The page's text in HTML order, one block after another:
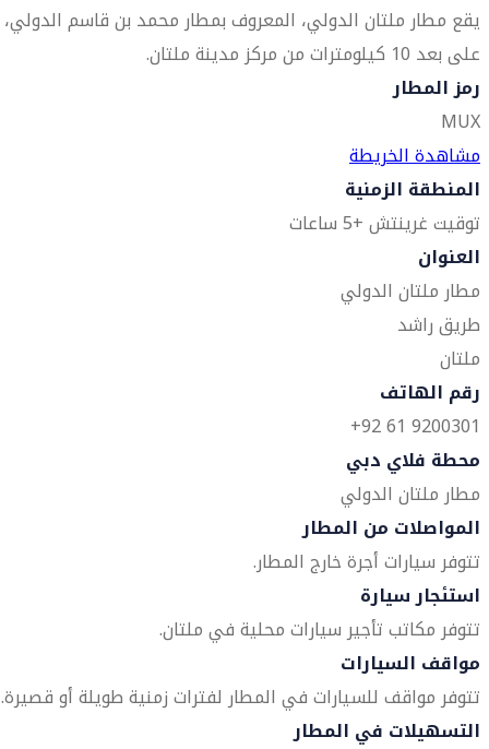
يقع مطار ملتان الدولي، المعروف بمطار محمد بن قاسم الدولي،
على بعد 10 كيلومترات من مركز مدينة ملتان.
رمز المطار
MUX
مشاهدة الخريطة
المنطقة الزمنية
توقيت غرينتش +5 ساعات
العنوان
مطار ملتان الدولي
طريق راشد
ملتان
رقم الهاتف
9200301 61 92+
محطة فلاي دبي
مطار ملتان الدولي
المواصلات من المطار
تتوفر سيارات أجرة خارج المطار.
استئجار سيارة
تتوفر مكاتب تأجير سيارات محلية في ملتان.
مواقف السيارات
تتوفر مواقف للسيارات في المطار لفترات زمنية طويلة أو قصيرة.
التسهيلات في المطار